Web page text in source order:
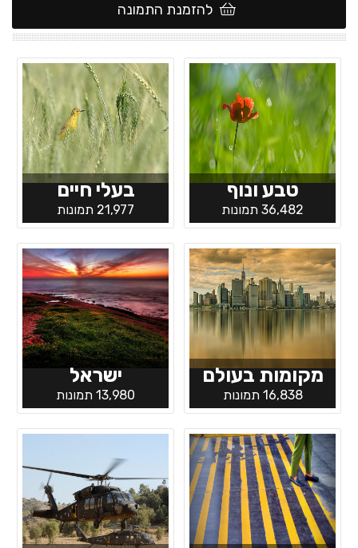
להזמנת התמונה
טבע ונוף
36,482 תמונות
בעלי חיים
21,977 תמונות
מקומות בעולם
16,838 תמונות
ישראל
13,980 תמונות